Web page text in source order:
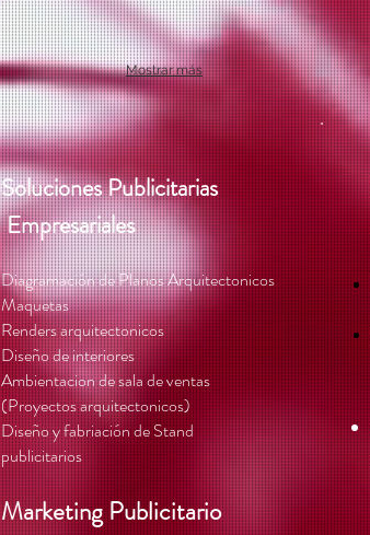
Mostrar más
Soluciones Publicitarias
Empresariales
Diagramación de Planos Arquitectonicos
Maquetas
Renders arquitectonicos
Diseño de interiores
Ambientacion de sala de ventas
(Proyectos arquitectonicos)
Diseño y fabriación de Stand
publicitarios
Marketing Publicitario